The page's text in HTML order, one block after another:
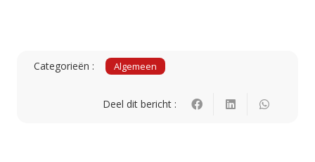
Categorieën : Algemeen
Deel dit bericht :